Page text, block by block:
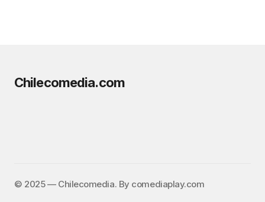
Chilecomedia.com
©️ 2025 — Chilecomedia. By comediaplay.com